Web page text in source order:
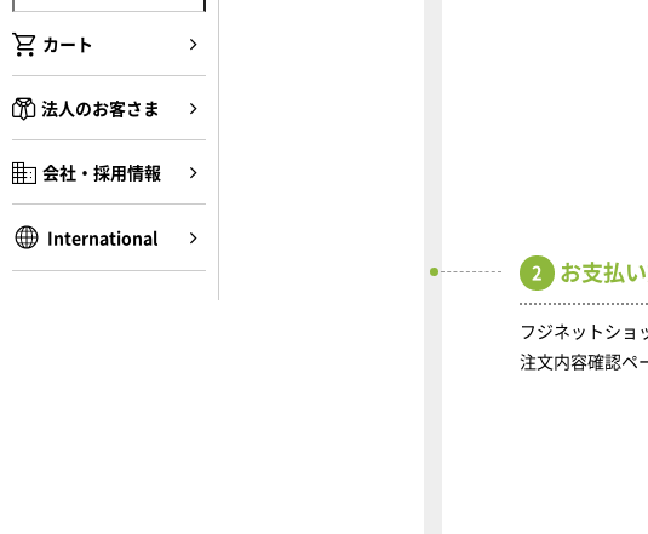
カート
法人のお客さま
会社・採用情報
International
2 お支払
フジネットショ
注文内容確認ペ